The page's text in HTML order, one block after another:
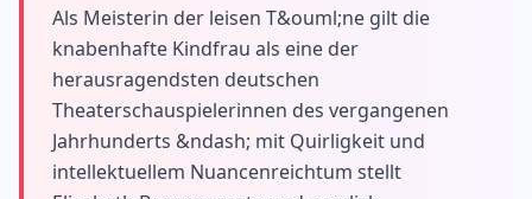
Als Meisterin der leisen T&ouml;ne gilt die
knabenhafte Kindfrau als eine der
herausragendsten deutschen
Theaterschauspielerinnen des vergangenen
Jahrhunderts &ndash; mit Quirligkeit und
intellektuellem Nuancenreichtum stellt